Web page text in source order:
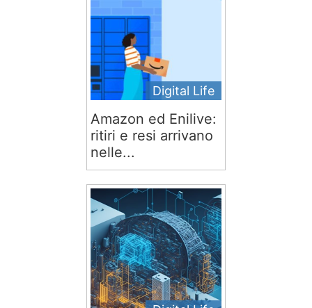
Digital Life
Amazon ed Enilive:
ritiri e resi arrivano
nelle...